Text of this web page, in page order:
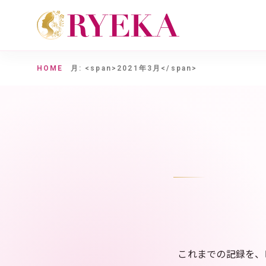
HOME 月: <span>2021年3月</span>
これまでの記録を